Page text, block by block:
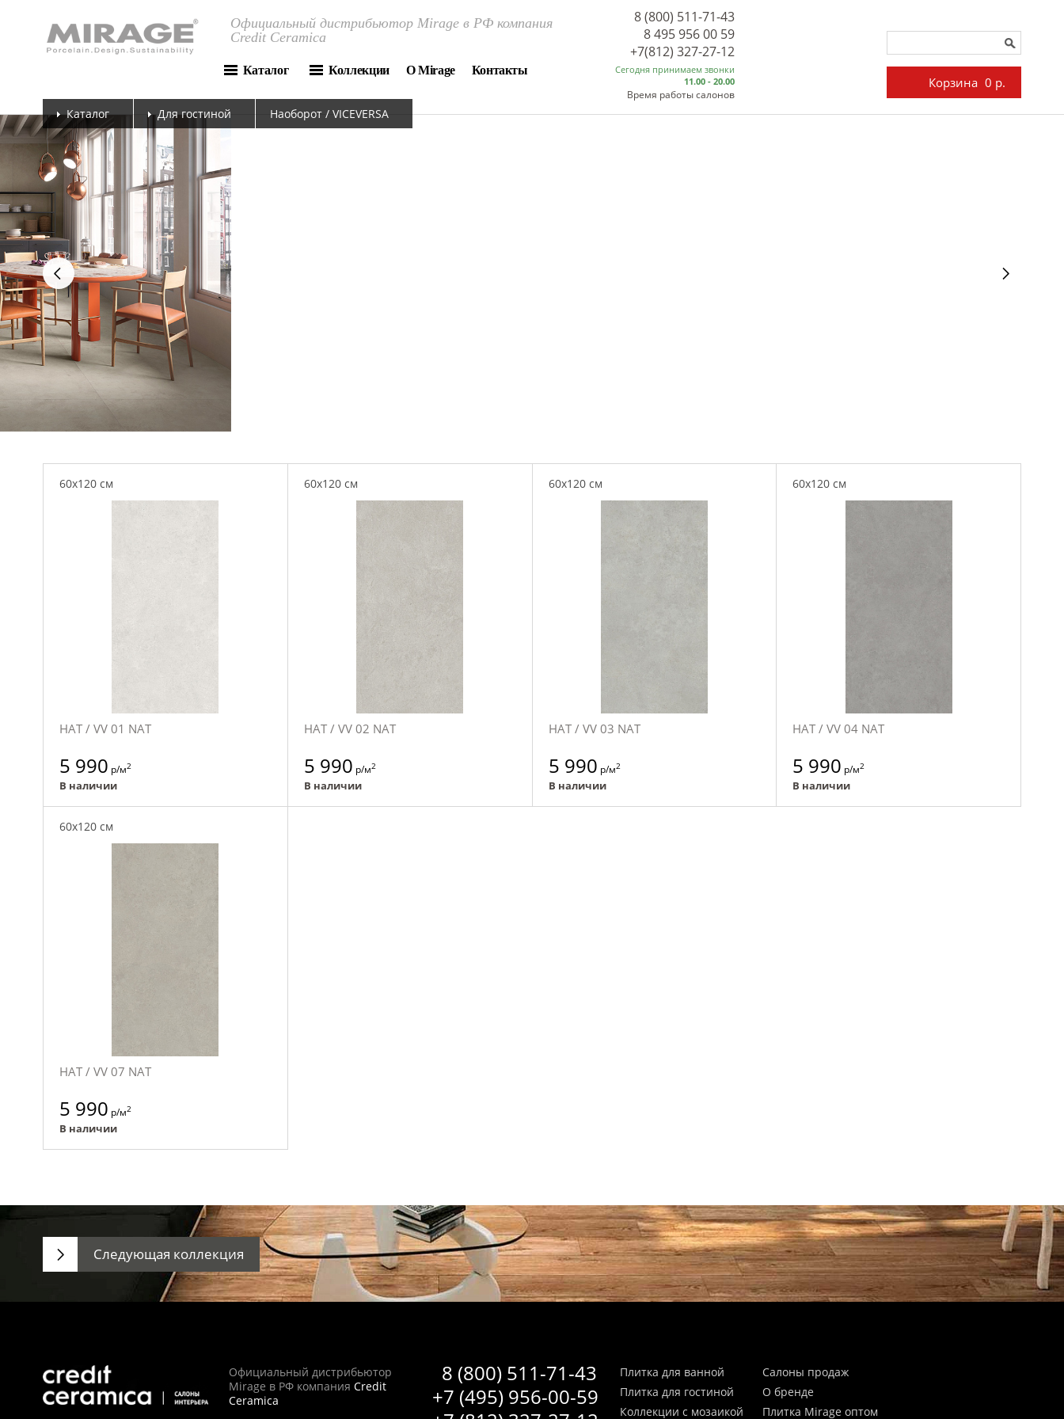
Официальный дистрибьютор Mirage в РФ компания
Credit Ceramica
Каталог Коллекции О Mirage Контакты
8 (800) 511-71-43
8 495 956 00 59
Сегодня принимаем звонки
11.00 - 20.00
Время работы салонов
+7(812) 327-27-12
Корзина 0 р.
Каталог Для гостиной Наоборот / VICEVERSA
next
60x120 см
НАТ / VV 01 NAT
5 990 р/м2
В наличии
60x120 см
НАТ / VV 02 NAT
5 990 р/м2
В наличии
60x120 см
НАТ / VV 03 NAT
5 990 р/м2
В наличии
60x120 см
НАТ / VV 04 NAT
5 990 р/м2
В наличии
60x120 см
НАТ / VV 07 NAT
5 990 р/м2
В наличии
Следующая коллекция
8 (800) 511-71-43
+7 (495) 956-00-59
Официальный дистрибьютор
Mirage в РФ компания Credit
Ceramica
Плитка для ванной
Плитка для гостиной
Коллекции с мозаикой
Салоны продаж
О бренде
Плитка Mirage оптом